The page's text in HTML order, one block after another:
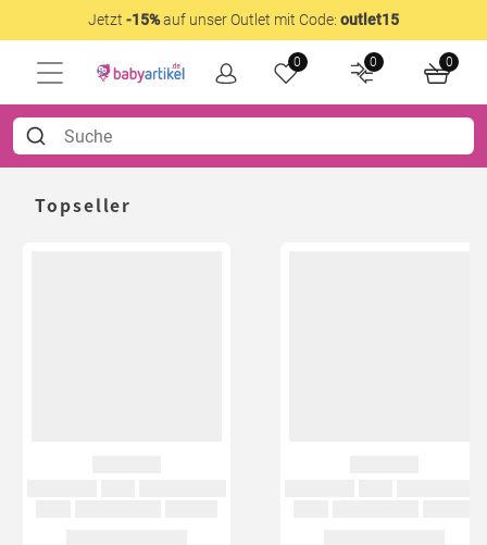
Jetzt -15%auf unser Outlet mit Code: outlet15
0 0 0
Topseller